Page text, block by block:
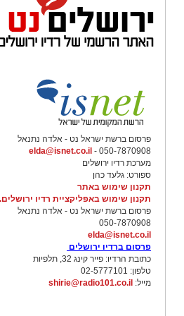
כך או אחרת, בדקתי עם מספר
למי שצם לקראת הצום ובסיומו.
הכנה לקראת הצום
חשוב להקפיד להכין את גופינו
שההכנה של הגוף לצום לא פחות
או יותר) עשוי לתרום למניעת מחלות
יש לשלב ירקות חיים ומבושלים,
וקטניות כשבוע שבועיים לפני הצום.
שבוע לפני הצום מומלץ להפסיק
של קפה, בשר, תבלינים חריפים
"משבר הגמילה" מקפה ומסיגריות
בשבוע לפני הצום חשוב לצמצם את
הרמב"ם: ארוחה גדולה בבוקר,
יום לפני הצום מומלץ לאכול בעיקר
טריים ומפחמימות מורכבות.
פרסום ברשת ישראל נט - אלדה נתנאל
050-7870908 -
elda@isnet.co.il
מערכת רדיו ירושלים
ספורט: גלעד כהן
תקנון שימוש באתר
תקנון שימוש באפליקציית רדיו ירושלים.
פרסום ברשת ישראל נט - אלדה נתנאל
050-7870908
elda@isnet.co.il
פרסום ברדיו ירושלים
כתובת הרדיו: פייר קינג 32, תלפיות
טלפון: 02-5777101
מייל: shirie@radio101.co.il